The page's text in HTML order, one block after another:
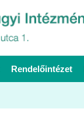
Rendelőintézet